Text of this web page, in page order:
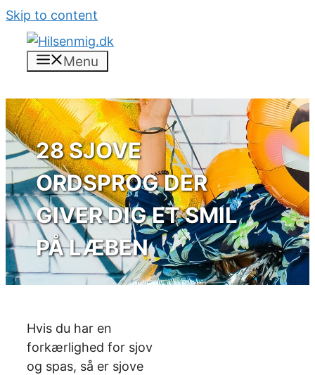
Skip to content
Menu
28 SJOVE
ORDSPROG DER
GIVER DIG ET SMIL
PÅ LÆBEN
Hvis du har en
forkærlighed for sjov
og spas, så er sjove